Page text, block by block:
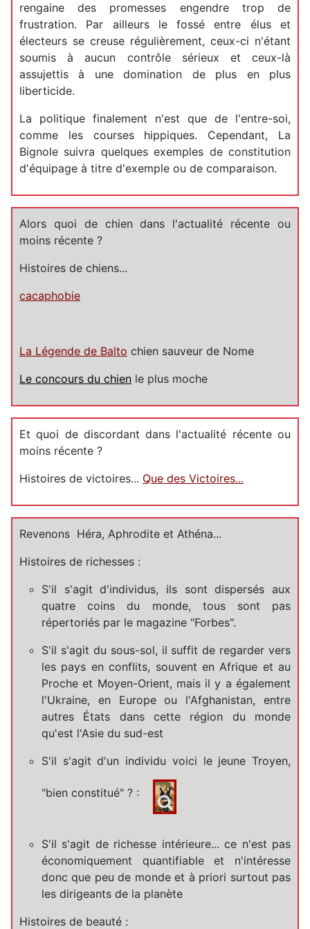
rengaine des promesses engendre trop de
frustration. Par ailleurs le fossé entre élus et
électeurs se creuse régulièrement, ceux-ci n'étant
soumis à aucun contrôle sérieux et ceux-là
assujettis à une domination de plus en plus
liberticide.
La politique finalement n'est que de l'entre-soi,
comme les courses hippiques. Cependant, La
Bignole suivra quelques exemples de constitution
d'équipage à titre d'exemple ou de comparaison.
Alors quoi de chien dans l'actualité récente ou
moins récente ?
Histoires de chiens...
cacaphobie
La Légende de Balto chien sauveur de Nome
Le concours du chien le plus moche
Et quoi de discordant dans l'actualité récente ou
moins récente ?
Histoires de victoires... Que des Victoires...
Revenons Héra, Aphrodite et Athéna...
Histoires de richesses :
S'il s'agit d'individus, ils sont dispersés aux
quatre coins du monde, tous sont pas
répertoriés par le magazine "Forbes".
S'il s'agit du sous-sol, il suffit de regarder vers
les pays en conflits, souvent en Afrique et au
Proche et Moyen-Orient, mais il y a également
l'Ukraine, en Europe ou l'Afghanistan, entre
autres États dans cette région du monde
qu'est l'Asie du sud-est
S'il s'agit d'un individu voici le jeune Troyen,
"bien constitué" ? :
S'il s'agit de richesse intérieure... ce n'est pas
économiquement quantifiable et n'intéresse
donc que peu de monde et à priori surtout pas
les dirigeants de la planète
Histoires de beauté :